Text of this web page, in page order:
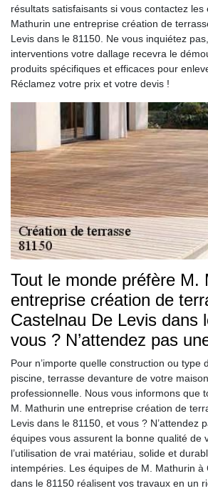
résultats satisfaisants si vous contactez les
Mathurin une entreprise création de
Levis dans le 81150. Ne vous inquiétez
interventions votre dallage recevra le
produits spécifiques et efficaces pour
Réclamez votre prix et votre devis !
Tout le monde préfère M.
entreprise création de
Castelnau De Levis dans
vous ? N’attendez pas
Pour n’importe quelle construction ou type
piscine, terrasse devanture de votre
professionnelle. Nous vous informons que
M. Mathurin une entreprise création de
Levis dans le 81150, et vous ? N’attendez
équipes vous assurent la bonne qualité de
l’utilisation de vrai matériau, solide et
intempéries. Les équipes de M. Mathurin à
dans le 81150 réalisent vos travaux en un